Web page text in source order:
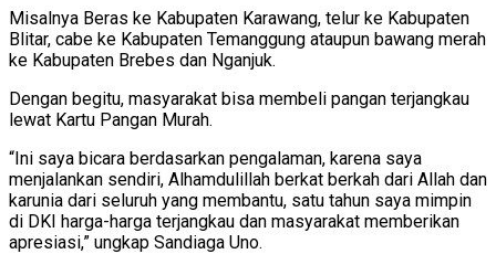
Misalnya Beras ke Kabupaten Karawang, telur ke Kabupaten
Blitar, cabe ke Kabupaten Temanggung ataupun bawang merah
ke Kabupaten Brebes dan Nganjuk.
Dengan begitu, masyarakat bisa membeli pangan terjangkau
lewat Kartu Pangan Murah.
“Ini saya bicara berdasarkan pengalaman, karena saya
menjalankan sendiri, Alhamdulillah berkat berkah dari Allah dan
karunia dari seluruh yang membantu, satu tahun saya mimpin
di DKI harga-harga terjangkau dan masyarakat memberikan
apresiasi,” ungkap Sandiaga Uno.